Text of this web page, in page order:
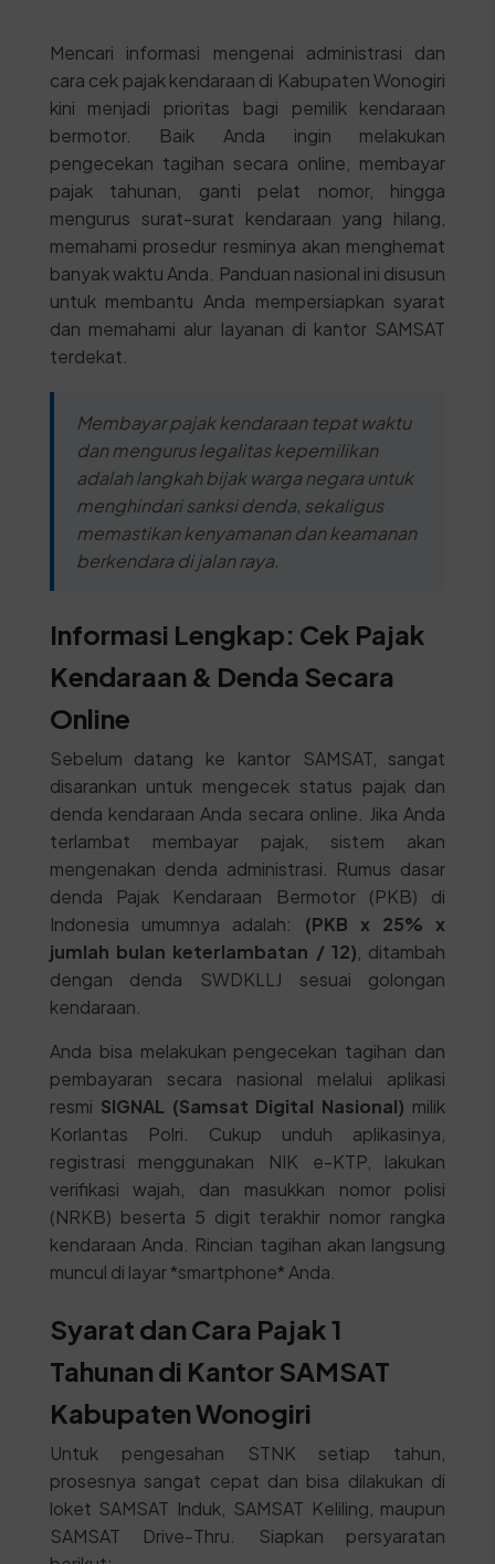
Mencari informasi mengenai administrasi dan
cara cek pajak kendaraan di Kabupaten Wonogiri
kini menjadi prioritas bagi pemilik kendaraan
bermotor. Baik Anda ingin melakukan
pengecekan tagihan secara online, membayar
pajak tahunan, ganti pelat nomor, hingga
mengurus surat-surat kendaraan yang hilang,
memahami prosedur resminya akan menghemat
banyak waktu Anda. Panduan nasional ini disusun
untuk membantu Anda mempersiapkan syarat
dan memahami alur layanan di kantor SAMSAT
terdekat.
Membayar pajak kendaraan tepat waktu
dan mengurus legalitas kepemilikan
adalah langkah bijak warga negara untuk
menghindari sanksi denda, sekaligus
memastikan kenyamanan dan keamanan
berkendara di jalan raya.
Informasi Lengkap: Cek Pajak
Kendaraan & Denda Secara
Online
Sebelum datang ke kantor SAMSAT, sangat
disarankan untuk mengecek status pajak dan
denda kendaraan Anda secara online. Jika Anda
terlambat membayar pajak, sistem akan
mengenakan denda administrasi. Rumus dasar
denda Pajak Kendaraan Bermotor (PKB) di
Indonesia umumnya adalah: (PKB x 25% x
jumlah bulan keterlambatan / 12) , ditambah
dengan denda SWDKLLJ sesuai golongan
kendaraan.
Anda bisa melakukan pengecekan tagihan dan
pembayaran secara nasional melalui aplikasi
resmi SIGNAL (Samsat Digital Nasional) milik
Korlantas Polri. Cukup unduh aplikasinya,
registrasi menggunakan NIK e-KTP, lakukan
verifikasi wajah, dan masukkan nomor polisi
(NRKB) beserta 5 digit terakhir nomor rangka
kendaraan Anda. Rincian tagihan akan langsung
muncul di layar *smartphone* Anda.
Syarat dan Cara Pajak 1
Tahunan di Kantor SAMSAT
Kabupaten Wonogiri
Untuk pengesahan STNK setiap tahun,
prosesnya sangat cepat dan bisa dilakukan di
loket SAMSAT Induk, SAMSAT Keliling, maupun
SAMSAT Drive-Thru. Siapkan persyaratan